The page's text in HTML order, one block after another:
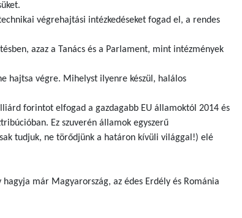
végrehajtási intézkedéseket fogad el, a rendes
azaz a Tanács és a Parlament, mint intézmények
hajtsa végre. Mihelyst ilyenre készül, halálos
forintot elfogad a gazdagabb EU államoktól 2014 és
Ez szuverén államok egyszerű
tudjuk, ne törődjünk a határon kívüli világgal!) elé
már Magyarország, az édes Erdély és Románia